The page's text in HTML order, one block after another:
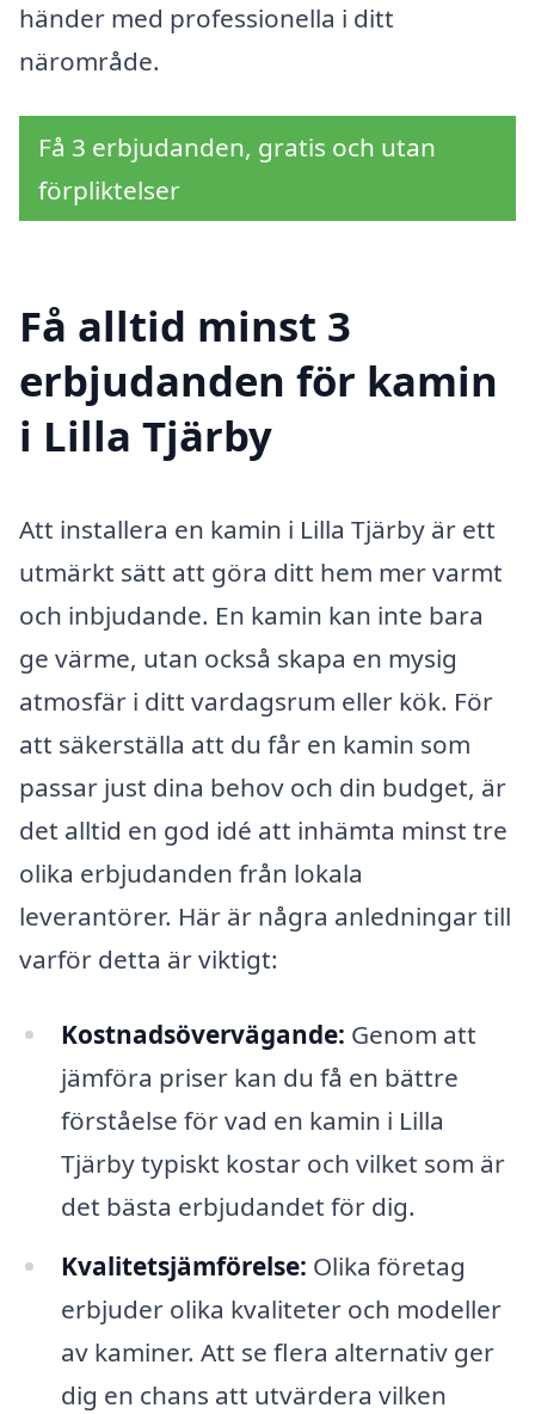
händer med professionella i ditt
närområde.
Få 3 erbjudanden, gratis och utan
förpliktelser
Få alltid minst 3
erbjudanden för kamin
i Lilla Tjärby
Att installera en kamin i Lilla Tjärby är ett
utmärkt sätt att göra ditt hem mer varmt
och inbjudande. En kamin kan inte bara
ge värme, utan också skapa en mysig
atmosfär i ditt vardagsrum eller kök. För
att säkerställa att du får en kamin som
passar just dina behov och din budget, är
det alltid en god idé att inhämta minst tre
olika erbjudanden från lokala
leverantörer. Här är några anledningar till
varför detta är viktigt:
Kostnadsövervägande: Genom att
jämföra priser kan du få en bättre
förståelse för vad en kamin i Lilla
Tjärby typiskt kostar och vilket som är
det bästa erbjudandet för dig.
Kvalitetsjämförelse: Olika företag
erbjuder olika kvaliteter och modeller
av kaminer. Att se flera alternativ ger
dig en chans att utvärdera vilken